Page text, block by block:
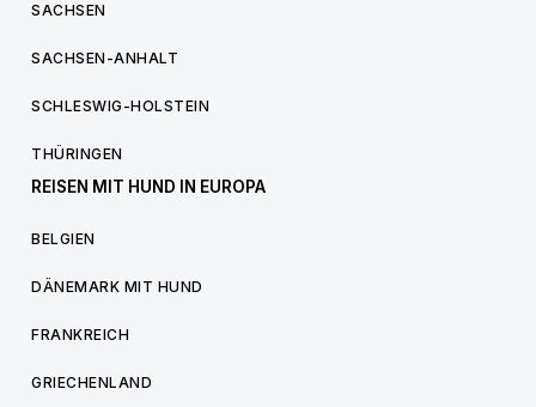
SACHSEN
SACHSEN-ANHALT
SCHLESWIG-HOLSTEIN
THÜRINGEN
REISEN MIT HUND IN EUROPA
BELGIEN
DÄNEMARK MIT HUND
FRANKREICH
GRIECHENLAND